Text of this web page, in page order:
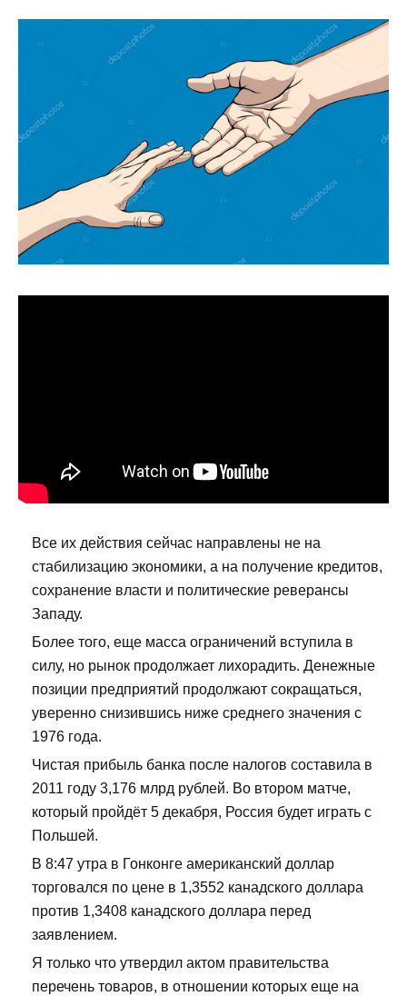
Все их действия сейчас направлены не на
стабилизацию экономики, а на получение кредитов,
сохранение власти и политические реверансы
Западу.
Более того, еще масса ограничений вступила в
силу, но рынок продолжает лихорадить. Денежные
позиции предприятий продолжают сокращаться,
уверенно снизившись ниже среднего значения с
1976 года.
Чистая прибыль банка после налогов составила в
2011 году 3,176 млрд рублей. Во втором матче,
который пройдёт 5 декабря, Россия будет играть с
Польшей.
В 8:47 утра в Гонконге американский доллар
торговался по цене в 1,3552 канадского доллара
против 1,3408 канадского доллара перед
заявлением.
Я только что утвердил актом правительства
перечень товаров, в отношении которых еще на